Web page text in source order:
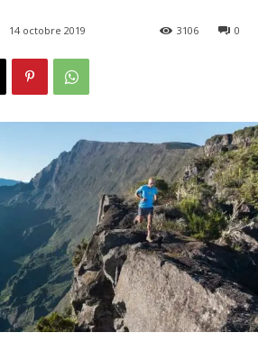
14 octobre 2019 0
3106